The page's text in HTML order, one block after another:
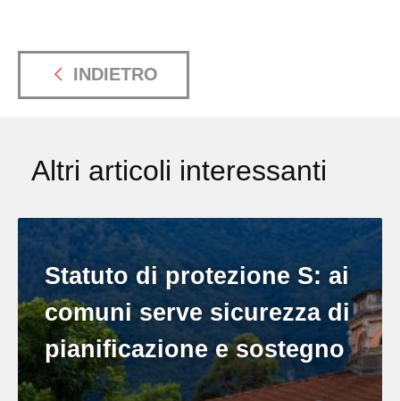
INDIETRO
Altri articoli interessanti
Statuto di protezione S: ai
comuni serve sicurezza di
pianificazione e sostegno